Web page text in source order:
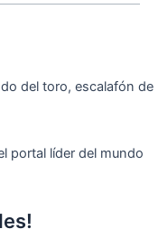
del toro, escalafón de
portal líder del mundo